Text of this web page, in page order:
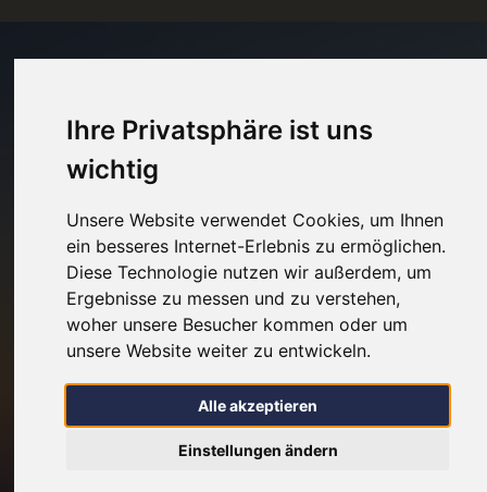
Ihre Privatsphäre ist uns
wichtig
Unsere Website verwendet Cookies, um Ihnen
ein besseres Internet-Erlebnis zu ermöglichen.
Diese Technologie nutzen wir außerdem, um
Ergebnisse zu messen und zu verstehen,
woher unsere Besucher kommen oder um
unsere Website weiter zu entwickeln.
Alle akzeptieren
Einstellungen ändern